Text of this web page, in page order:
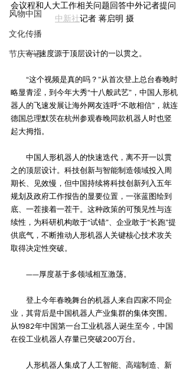
风物中国
文化传播
节庆寄语
会议程和人大工作相关问题回答中外记者提问
中新社记者 蒋启明 摄
——速度源于顶层设计的一以贯之。
“这个视频是真的吗？”从首次登上总台春晚时
略显青涩，到今年大秀“十八般武艺”，中国人形机
器人的飞速发展让海外网友连呼“不敢相信”，就连
德国总理默茨在杭州参观春晚同款机器人时也竖
起大拇指。
中国人形机器人的快速迭代，离不开一以贯
之的顶层设计。科技创新与智能制造领域投入周
期长、见效慢，但中国持续将科技创新列入五年
规划及政府工作报告的显要位置，一张蓝图绘到
底、一茬接着一茬干。这种政策的可预见性与连
续性，为科研机构敢于“试错”、企业敢于“长跑”提
供底气，不断推动人形机器人关键核心技术攻关
取得决定性突破。
——厚度基于多领域相互激荡。
登上今年春晚舞台的机器人来自四家不同企
业，其背后是中国机器人产业集群的集体突围。
从1982年中国第一台工业机器人诞生至今，中国
在役工业机器人存量已突破200万台。
人形机器人集成了人工智能、高端制造、新